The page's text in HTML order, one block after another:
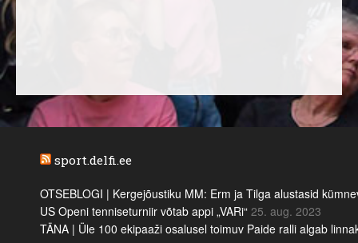
sport.delfi.ee
OTSEBLOGI | Kergejõustiku MM: Erm ja Tilga alustasid
US Openi tenniseturniir võtab appi „VARi“ 25. aug. 2023
TÄNA | Üle 100 ekipaaži osalusel toimuv Paide ralli algab